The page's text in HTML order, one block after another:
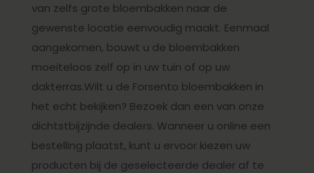
van zelfs grote bloembakken naar de
gewenste locatie eenvoudig maakt. Eenmaal
aangekomen, bouwt u de bloembakken
moeiteloos zelf op in uw tuin of op uw
dakterras.Wilt u de Forsento bloembakken in
het echt bekijken? Bezoek dan een van onze
dichtstbijzijnde dealers. Wanneer u online een
bestelling plaatst, kunt u ervoor kiezen uw
producten bij de geselecteerde dealer af te